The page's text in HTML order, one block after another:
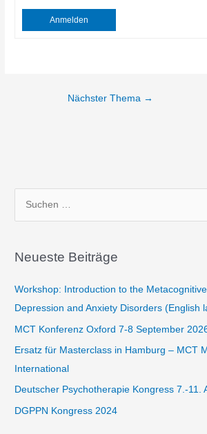
Anmelden
Nächster Thema →
h
c
h
:
Neueste Beiträge
Workshop: Introduction to the
Depression and Anxiety Disorders (English
MCT Konferenz Oxford 7-8 September
Ersatz für Masterclass in Hamburg​ – MCT
International
Deutscher Psychotherapie Kongress 7.-11.
DGPPN Kongress 2024